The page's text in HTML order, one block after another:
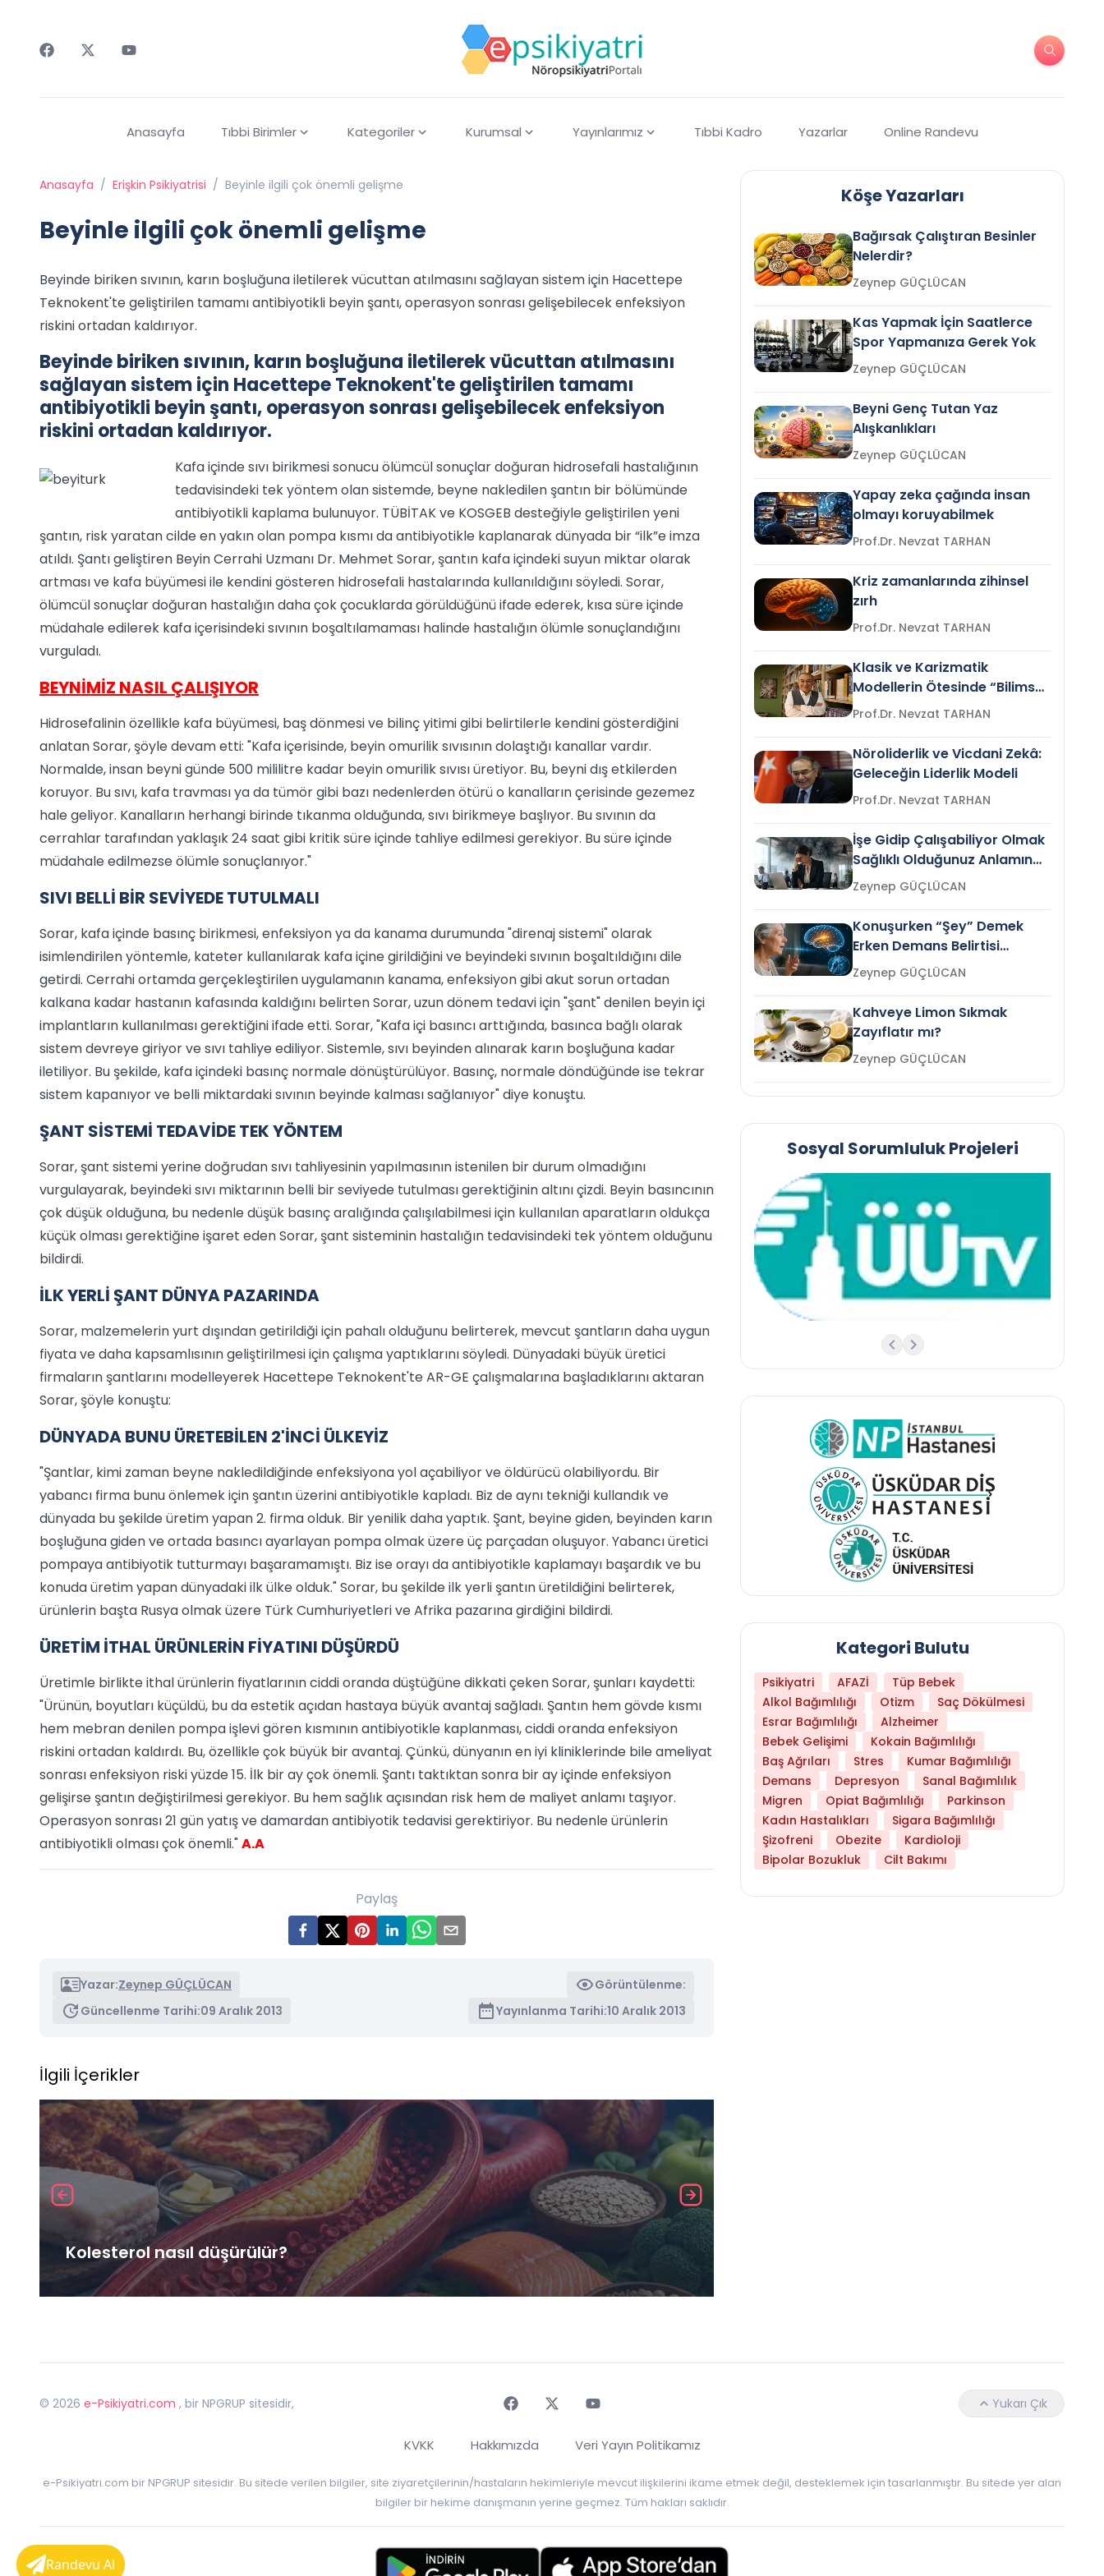
Anasayfa Tıbbi Birimler Kategoriler Kurumsal Yayınlarımız Tıbbi Kadro Yazarlar Online Randevu
Anasayfa / Erişkin Psikiyatrisi / Beyinle ilgili çok önemli gelişme
Beyinle ilgili çok önemli gelişme
Beyinde biriken sıvının, karın boşluğuna iletilerek vücuttan atılmasını sağlayan sistem için Hacettepe
Teknokent'te geliştirilen tamamı antibiyotikli beyin şantı, operasyon sonrası gelişebilecek enfeksiyon
riskini ortadan kaldırıyor.
Beyinde biriken sıvının, karın boşluğuna iletilerek vücuttan atılmasını
sağlayan sistem için Hacettepe Teknokent'te geliştirilen tamamı
antibiyotikli beyin şantı, operasyon sonrası gelişebilecek enfeksiyon
riskini ortadan kaldırıyor.
Kafa içinde sıvı birikmesi sonucu ölümcül sonuçlar doğuran hidrosefali hastalığının
tedavisindeki tek yöntem olan sistemde, beyne nakledilen şantın bir bölümünde
antibiyotikli kaplama bulunuyor. TÜBİTAK ve KOSGEB desteğiyle geliştirilen yeni
şantın, risk yaratan cilde en yakın olan pompa kısmı da antibiyotikle kaplanarak dünyada bir “ilk”e imza
atıldı. Şantı geliştiren Beyin Cerrahi Uzmanı Dr. Mehmet Sorar, şantın kafa içindeki suyun miktar olarak
artması ve kafa büyümesi ile kendini gösteren hidrosefali hastalarında kullanıldığını söyledi. Sorar,
ölümcül sonuçlar doğuran hastalığın daha çok çocuklarda görüldüğünü ifade ederek, kısa süre içinde
müdahale edilerek kafa içerisindeki sıvının boşaltılamaması halinde hastalığın ölümle sonuçlandığını
vurguladı.
BEYNİMİZ NASIL ÇALIŞIYOR
Hidrosefalinin özellikle kafa büyümesi, baş dönmesi ve bilinç yitimi gibi belirtilerle kendini gösterdiğini
anlatan Sorar, şöyle devam etti: "Kafa içerisinde, beyin omurilik sıvısının dolaştığı kanallar vardır.
Normalde, insan beyni günde 500 mililitre kadar beyin omurilik sıvısı üretiyor. Bu, beyni dış etkilerden
koruyor. Bu sıvı, kafa travması ya da tümör gibi bazı nedenlerden ötürü o kanalların çerisinde gezemez
hale geliyor. Kanalların herhangi birinde tıkanma olduğunda, sıvı birikmeye başlıyor. Bu sıvının da
cerrahlar tarafından yaklaşık 24 saat gibi kritik süre içinde tahliye edilmesi gerekiyor. Bu süre içinde
müdahale edilmezse ölümle sonuçlanıyor."
SIVI BELLİ BİR SEVİYEDE TUTULMALI
Sorar, kafa içinde basınç birikmesi, enfeksiyon ya da kanama durumunda "direnaj sistemi" olarak
isimlendirilen yöntemle, kateter kullanılarak kafa içine girildiğini ve beyindeki sıvının boşaltıldığını dile
getirdi. Cerrahi ortamda gerçekleştirilen uygulamanın kanama, enfeksiyon gibi akut sorun ortadan
kalkana kadar hastanın kafasında kaldığını belirten Sorar, uzun dönem tedavi için "şant" denilen beyin içi
implantların kullanılması gerektiğini ifade etti. Sorar, "Kafa içi basıncı arttığında, basınca bağlı olarak
sistem devreye giriyor ve sıvı tahliye ediliyor. Sistemle, sıvı beyinden alınarak karın boşluğuna kadar
iletiliyor. Bu şekilde, kafa içindeki basınç normale dönüştürülüyor. Basınç, normale döndüğünde ise tekrar
sistem kapanıyor ve belli miktardaki sıvının beyinde kalması sağlanıyor" diye konuştu.
ŞANT SİSTEMİ TEDAVİDE TEK YÖNTEM
Sorar, şant sistemi yerine doğrudan sıvı tahliyesinin yapılmasının istenilen bir durum olmadığını
vurgulayarak, beyindeki sıvı miktarının belli bir seviyede tutulması gerektiğinin altını çizdi. Beyin basıncının
çok düşük olduğuna, bu nedenle düşük basınç aralığında çalışılabilmesi için kullanılan aparatların oldukça
küçük olması gerektiğine işaret eden Sorar, şant sisteminin hastalığın tedavisindeki tek yöntem olduğunu
bildirdi.
İLK YERLİ ŞANT DÜNYA PAZARINDA
Sorar, malzemelerin yurt dışından getirildiği için pahalı olduğunu belirterek, mevcut şantların daha uygun
fiyata ve daha kapsamlısının geliştirilmesi için çalışma yaptıklarını söyledi. Dünyadaki büyük üretici
firmaların şantlarını modelleyerek Hacettepe Teknokent'te AR-GE çalışmalarına başladıklarını aktaran
Sorar, şöyle konuştu:
DÜNYADA BUNU ÜRETEBİLEN 2'İNCİ ÜLKEYİZ
"Şantlar, kimi zaman beyne nakledildiğinde enfeksiyona yol açabiliyor ve öldürücü olabiliyordu. Bir
yabancı firma bunu önlemek için şantın üzerini antibiyotikle kapladı. Biz de aynı tekniği kullandık ve
dünyada bu şekilde üretim yapan 2. firma olduk. Bir yenilik daha yaptık. Şant, beyine giden, beyinden karın
boşluğuna giden ve ortada basıncı ayarlayan pompa olmak üzere üç parçadan oluşuyor. Yabancı üretici
pompaya antibiyotik tutturmayı başaramamıştı. Biz ise orayı da antibiyotikle kaplamayı başardık ve bu
konuda üretim yapan dünyadaki ilk ülke olduk." Sorar, bu şekilde ilk yerli şantın üretildiğini belirterek,
ürünlerin başta Rusya olmak üzere Türk Cumhuriyetleri ve Afrika pazarına girdiğini bildirdi.
ÜRETİM İTHAL ÜRÜNLERİN FİYATINI DÜŞÜRDÜ
Üretimle birlikte ithal ürünlerin fiyatlarının ciddi oranda düştüğüne dikkati çeken Sorar, şunları kaydetti:
"Ürünün, boyutları küçüldü, bu da estetik açıdan hastaya büyük avantaj sağladı. Şantın hem gövde kısmı
hem mebran denilen pompa işlevi gören kısmının antibiyotikle kaplanması, ciddi oranda enfeksiyon
riskini ortadan kaldırdı. Bu, özellikle çok büyük bir avantaj. Çünkü, dünyanın en iyi kliniklerinde bile ameliyat
sonrası enfeksiyon riski yüzde 15. İlk bir ay çok önemli. Şantı taktıktan sonra bir ay içinde enfeksiyon
gelişirse şantın değiştirilmesi gerekiyor. Bu hem sağlık açısından risk hem de maliyet anlamı taşıyor.
Operasyon sonrası 21 gün yatış ve damardan antibiyotik tedavisi gerektiriyor. Bu nedenle ürünlerin
antibiyotikli olması çok önemli."A.A
Paylaş
Yazar:Zeynep GÜÇLÜCAN
Görüntülenme:
Güncellenme Tarihi:09 Aralık 2013 Yayınlanma Tarihi:10 Aralık 2013
İlgili İçerikler
Kolesterol nasıl düşürülür?
Köşe Yazarları
Bağırsak Çalıştıran Besinler
Nelerdir?
Zeynep GÜÇLÜCAN
Kas Yapmak İçin Saatlerce
Spor Yapmanıza Gerek Yok
Zeynep GÜÇLÜCAN
Beyni Genç Tutan Yaz
Alışkanlıkları
Zeynep GÜÇLÜCAN
Yapay zeka çağında insan
olmayı koruyabilmek
Prof.Dr. Nevzat TARHAN
Kriz zamanlarında zihinsel
zırh
Prof.Dr. Nevzat TARHAN
Klasik ve Karizmatik
Modellerin Ötesinde “Bilimsel
Liderlik”
Prof.Dr. Nevzat TARHAN
Nöroliderlik ve Vicdani Zekâ:
Geleceğin Liderlik Modeli
Prof.Dr. Nevzat TARHAN
İşe Gidip Çalışabiliyor Olmak
Sağlıklı Olduğunuz Anlamına
Gelir mi?Zeynep GÜÇLÜCAN
Konuşurken “Şey” Demek
Erken Demans Belirtisi
Olabilir mi?Zeynep GÜÇLÜCAN
Kahveye Limon Sıkmak
Zayıflatır mı?
Zeynep GÜÇLÜCAN
Sosyal Sorumluluk Projeleri
Kategori Bulutu
Psikiyatri AFAZİ
Tüp Bebek
Alkol Bağımlılığı
Otizm
Saç Dökülmesi
Esrar Bağımlılığı
Alzheimer
Bebek Gelişimi
Kokain Bağımlılığı
Baş Ağrıları
Stres
Kumar Bağımlılığı
Demans
Depresyon
Sanal Bağımlılık
Migren
Opiat Bağımlılığı
Parkinson
Kadın Hastalıkları
Sigara Bağımlılığı
Şizofreni
Obezite
Kardioloji
Bipolar Bozukluk
Cilt Bakımı
© 2026 e-Psikiyatri.com , bir NPGRUP sitesidir, Yukarı Çık
KVKK Hakkımızda Veri Yayın Politikamız
e-Psikiyatri.com bir NPGRUP sitesidir. Bu sitede verilen bilgiler, site ziyaretçilerinin/hastaların hekimleriyle mevcut ilişkilerini ikame etmek değil, desteklemek için tasarlanmıştır. Bu sitede yer alan
bilgiler bir hekime danışmanın yerine geçmez. Tüm hakları saklıdır.
Randevu Al